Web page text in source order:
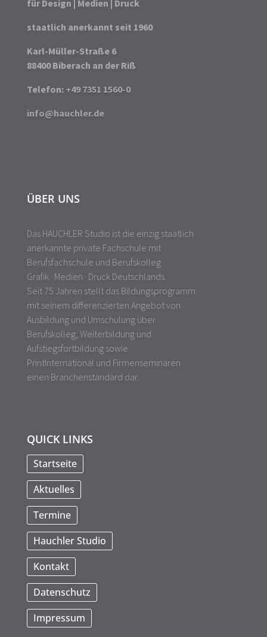
für Design | Medien | Druck
staatlich anerkannt seit 1960
Karl-Müller-Straße 6
88400 Biberach an der Riß
Telefon: +49 7351 1560-0
info@hauchler.de
ÜBER UNS
Das HAUCHLER Studio ist die einzig staatlich
anerkannte private Fachschule mit
Berufsfachschule und Berufskolleg
Grafik · Medien · Druck Deutschlands.
Seit 75 Jahren stellt das Bildungsprogramm
mit seinem differenzierten Angebot von
Ausbildung und Umschulung über
Berufskolleg, Weiterbildung und
Aufstiegsfortbildung sowie
PrintInternational und Firmenseminaren
einen Branchenstandard dar.
QUICK LINKS
Startseite
Aktuelles
Termine
Hauchler Studio
Kontakt
Datenschutz
Impressum